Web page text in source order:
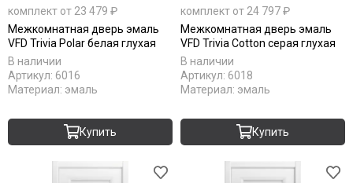
комплект от 23 479 ₽
Межкомнатная дверь эмаль
VFD Trivia Polar белая глухая
В наличии
Артикул: 6016
Материал: эмаль
Купить
комплект от 24 797 ₽
Межкомнатная дверь эмаль
VFD Trivia Cotton серая глухая
В наличии
Артикул: 6018
Материал: эмаль
Купить